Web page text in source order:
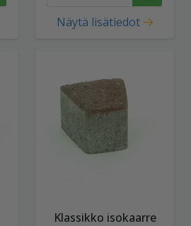
Näytä lisätiedot
Klassikko isokaarre